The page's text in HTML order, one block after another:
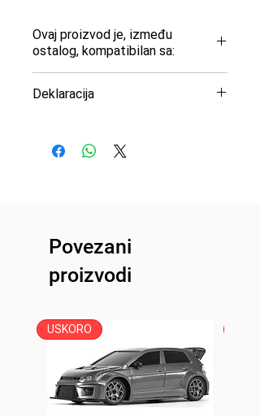
Ovaj proizvod je, između
ostalog, kompatibilan sa:
Deklaracija
d.o.o.
Povezani
proizvodi
USKORO